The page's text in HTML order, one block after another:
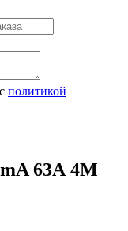
политикой
63А 4М